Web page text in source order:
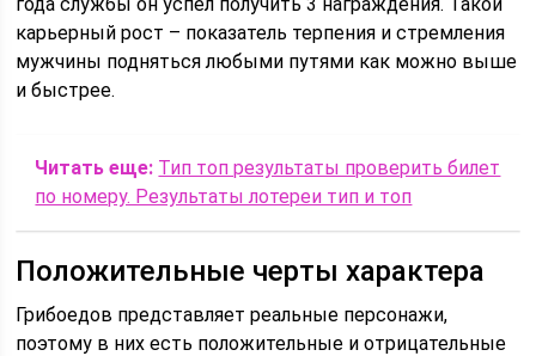
карьерный рост – показатель терпения и стремления
мужчины подняться любыми путями как можно выше
и быстрее.
Читать еще: Тип топ результаты проверить билет
по номеру. Результаты лотереи тип и топ
Положительные черты характера
Грибоедов представляет реальные персонажи,
поэтому в них есть положительные и отрицательные